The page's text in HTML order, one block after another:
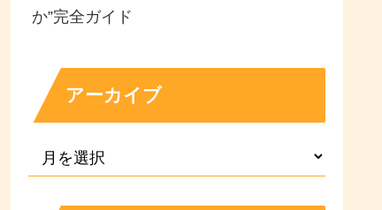
か”完全ガイド
アーカイブ